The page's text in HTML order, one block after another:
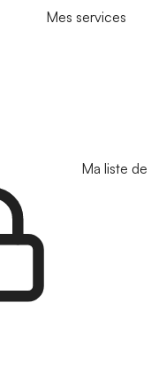
Mes services
Ma liste de